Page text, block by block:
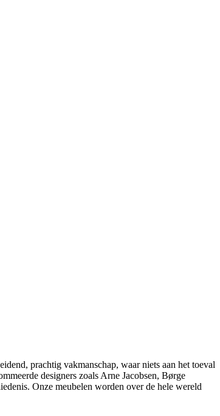
prachtig vakmanschap, waar niets aan het toeval
designers zoals Arne Jacobsen, Børge
Onze meubelen worden over de hele wereld